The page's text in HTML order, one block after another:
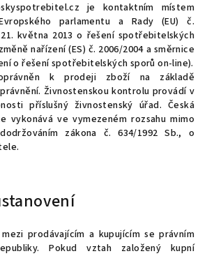
je kontaktním místem
parlamentu a Rady (EU) č.
května 2013 o řešení spotřebitelských
nařízení (ES) č. 2006/2004 a směrnice
o řešení spotřebitelských sporů on-line).
k prodeji zboží na základě
Živnostenskou kontrolu provádí v
příslušný živnostenský úřad. Česká
vykonává ve vymezeném rozsahu mimo
zákona č. 634/1992 Sb., o
prodávajícím a kupujícím se právním
Pokud vztah založený kupní